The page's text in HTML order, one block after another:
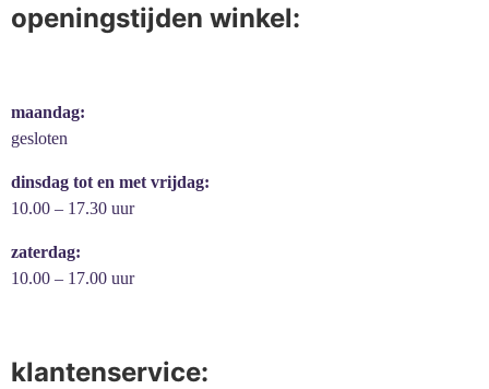
openingstijden winkel:
maandag:
gesloten
dinsdag tot en met vrijdag:
10.00 – 17.30 uur
zaterdag:
10.00 – 17.00 uur
klantenservice: